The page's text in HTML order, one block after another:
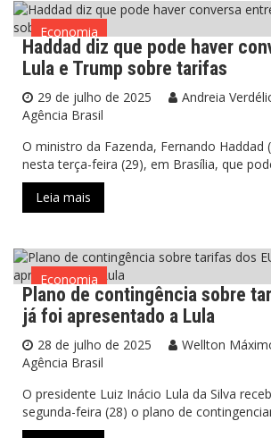
Economia
Haddad diz que pode haver
Lula e Trump sobre tarifas
29 de julho de 2025
Andreia
Agência Brasil
O ministro da Fazenda, Fernando
nesta terça-feira (29), em Brasília, que
Leia mais
Economia
Plano de contingência sobre
já foi apresentado a Lula
28 de julho de 2025
Wellton
Agência Brasil
O presidente Luiz Inácio Lula da Silva
segunda-feira (28) o plano de